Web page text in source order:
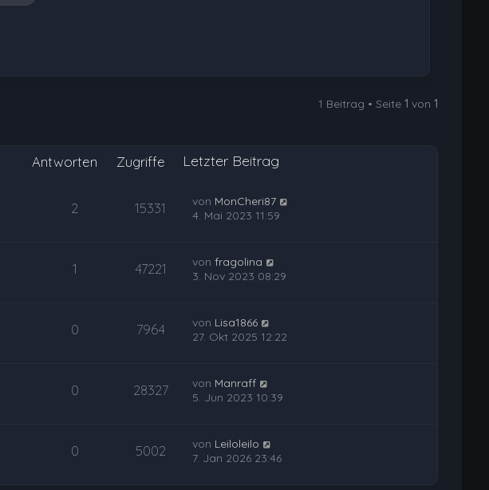
1 Beitrag • Seite1 von1
Antworten Zugriffe Letzter Beitrag
2 15331 von MonCheri87
4. Mai 2023 11:59
1 47221 vonfragolina
3. Nov 2023 08:29
0 7964 von Lisa1866
27. Okt 2025 12:22
0 28327 von Manraff
5. Jun 2023 10:39
0 5002 von Leiloleilo
7. Jan 2026 23:46